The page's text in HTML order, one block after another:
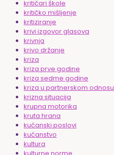
kritičari škole
kritičko mišljenje
kritiziranje
krivi izgovor glasova
krivnja
krivo držanje
kriza
kriza prve godine
kriza sedme godine
kriza u partnerskom odnosu
krizna situacija
krupna motorika
kruta hrana
kućanski poslovi
kućanstvo
kultura